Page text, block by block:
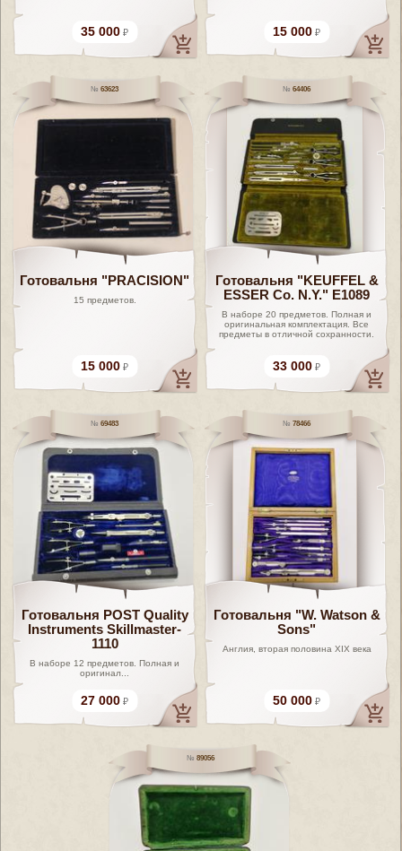
35 000 15 000
63623
Готовальня "PRACISION"
15 предметов.
15 000
64406
Готовальня "KEUFFEL &
ESSER Co. N.Y." E1089
В наборе 20 предметов. Полная и
оригинальная комплектация. Все
предметы в отличной сохранности.
33 000
69483
Готовальня POST Quality
Instruments Skillmaster-
1110
В наборе 12 предметов. Полная и
оригинал...
27 000
78466
Готовальня "W. Watson &
Sons"
Англия, вторая половина XIX века
50 000
89056